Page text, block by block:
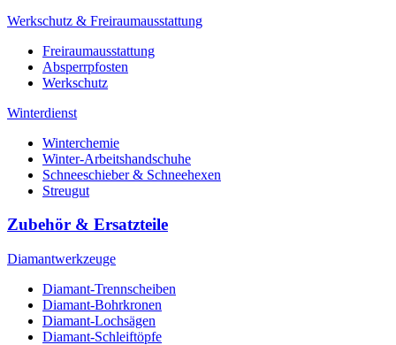
Werkschutz & Freiraumausstattung
Freiraumausstattung
Absperrpfosten
Werkschutz
Winterdienst
Winterchemie
Winter-Arbeitshandschuhe
Schneeschieber & Schneehexen
Streugut
Zubehör & Ersatzteile
Diamantwerkzeuge
Diamant-Trennscheiben
Diamant-Bohrkronen
Diamant-Lochsägen
Diamant-Schleiftöpfe